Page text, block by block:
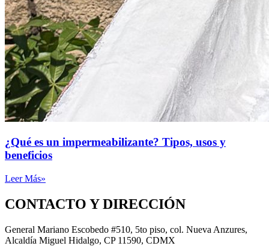
¿Qué es un impermeabilizante? Tipos, usos y
beneficios
Leer Más»
CONTACTO Y DIRECCIÓN
General Mariano Escobedo #510, 5to piso, col. Nueva Anzures,
Alcaldía Miguel Hidalgo, CP 11590, CDMX